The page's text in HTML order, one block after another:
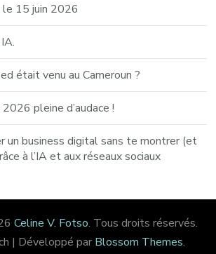
15 juin 2026
était venu au Cameroun ?
pleine d’audace !
un business digital sans te montrer (et
à l’IA et aux réseaux sociaux
Celine V. Fotso. Tous droits réservés.
| Développé par Blossom Themes.